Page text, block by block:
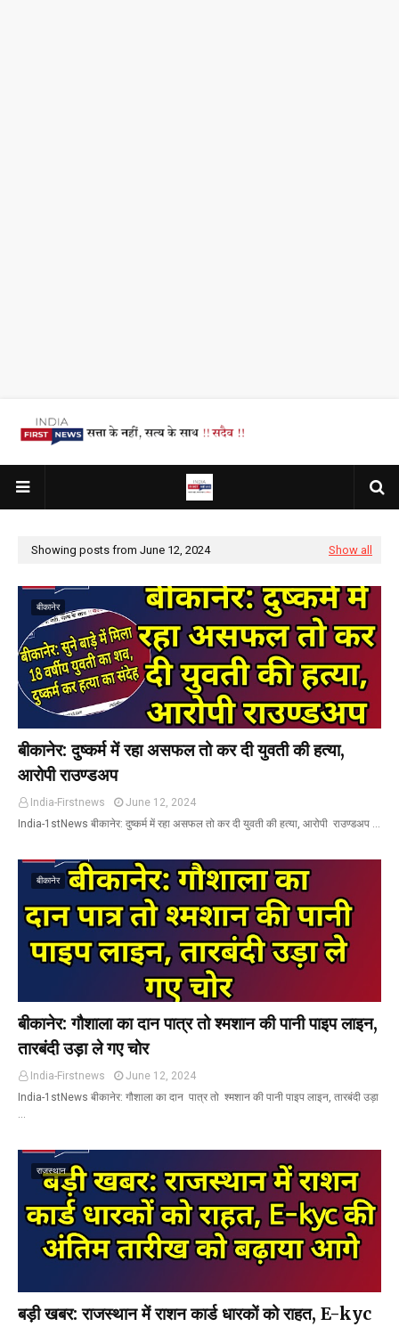
Showing posts from June 12, 2024 Show all
बीकानेर
बीकानेर: दुष्कर्म में रहा असफल तो कर दी युवती की हत्या,
आरोपी राउण्डअप
India-Firstnews
June 12, 2024
India-1stNews बीकानेर: दुष्कर्म में रहा असफल तो कर दी युवती की हत्या, आरोपी राउण्डअप …
बीकानेर
बीकानेर: गौशाला का दान पात्र तो श्मशान की पानी पाइप लाइन,
तारबंदी उड़ा ले गए चोर
India-Firstnews
June 12, 2024
India-1stNews बीकानेर: गौशाला का दान पात्र तो श्मशान की पानी पाइप लाइन, तारबंदी उड़ा
…
राजस्थान
बड़ी खबर: राजस्थान में राशन कार्ड धारकों को राहत, E-kyc